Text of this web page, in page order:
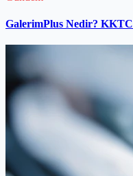
GalerimPlus Nedir?